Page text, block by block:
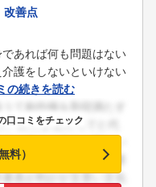
改善点
あれば何も問題はない
護をしないといけない
の続きを読む
口コミをチェック
料）